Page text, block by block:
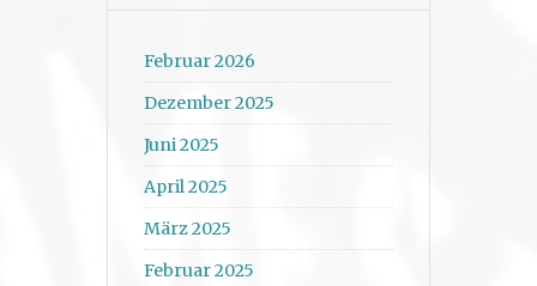
Februar 2026
Dezember 2025
Juni 2025
April 2025
März 2025
Februar 2025